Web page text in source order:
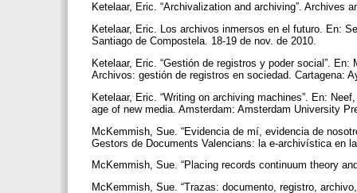
Ketelaar, Eric. “Archivalization and archiving”. Archives
Ketelaar, Eric. Los archivos inmersos en el futuro. En:
Santiago de Compostela. 18-19 de nov. de 2010.
Ketelaar, Eric. “Gestión de registros y poder social”.
Archivos: gestión de registros en sociedad. Cartagena:
Ketelaar, Eric. “Writing on archiving machines”. En:
age of new media. Amsterdam: Amsterdam University
McKemmish, Sue. “Evidencia de mí, evidencia de
Gestors de Documents Valencians: la e-archivística en
McKemmish, Sue. “Placing records continuum theory
McKemmish, Sue. “Trazas: documento, registro,